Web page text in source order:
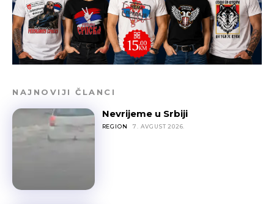
NAJNOVIJI ČLANCI
Nevrijeme u Srbiji
REGION 7. AVGUST 2026.